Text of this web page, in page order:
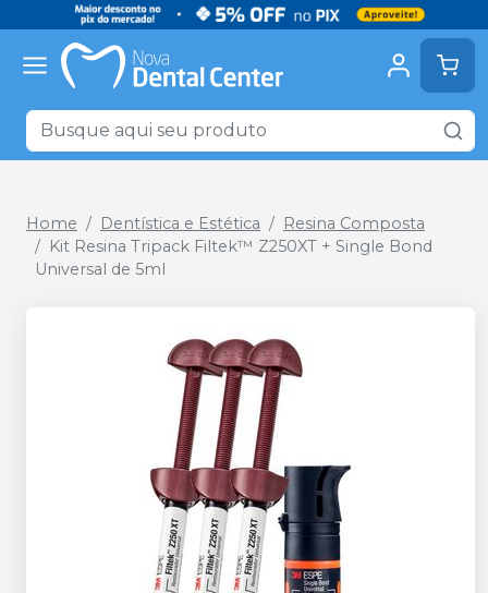
Home Dentística e Estética
Resina Composta
Kit Resina Tripack Filtek™ Z250XT + Single Bond
Universal de 5ml